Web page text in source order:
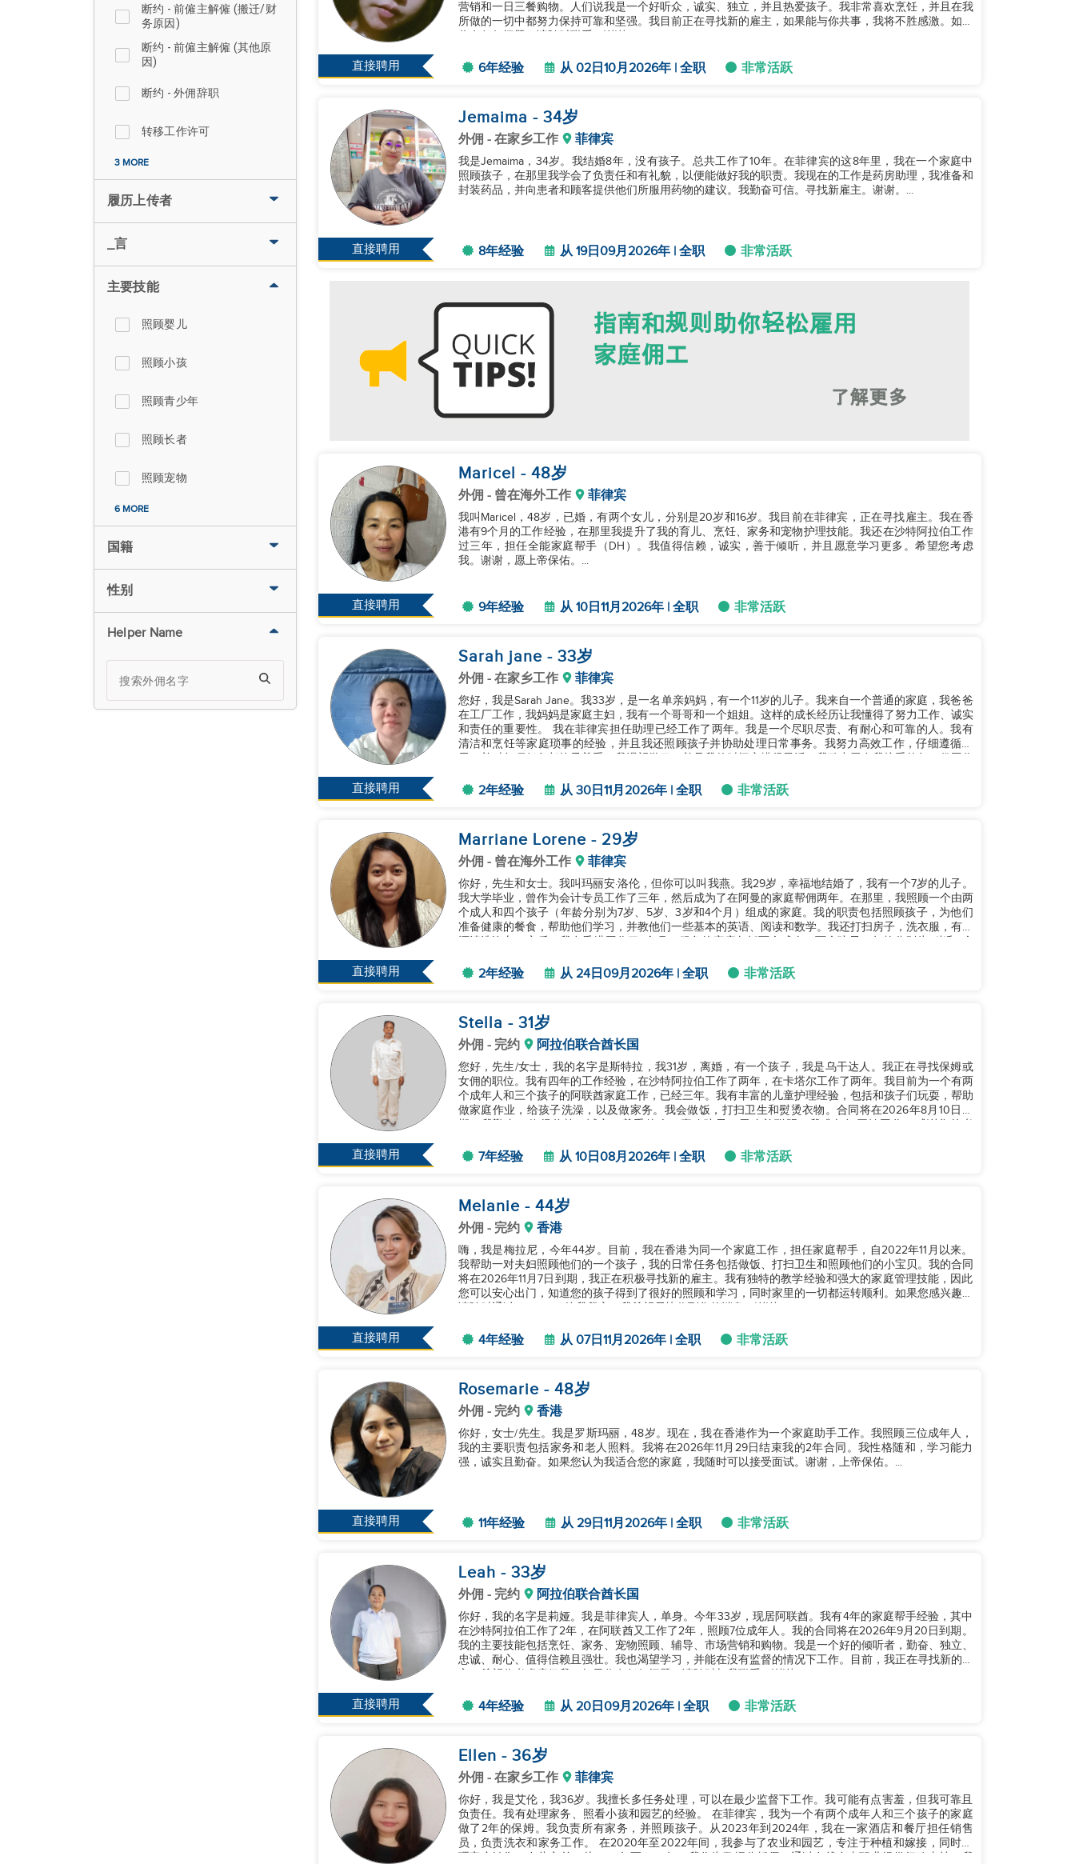
断约 - 前僱主解僱 (搬迁/财
务原因)
断约 - 前僱主解僱 (其他原
因)
断约 - 外佣辞职
转移工作许可
3 MORE
履历上传者
_言
主要技能
照顾婴儿
照顾小孩
照顾青少年
照顾长者
照顾宠物
6 MORE
国籍
性别
Helper Name
直接聘用
营销和一日三餐购物。人们说我是一个好听众，诚实、独立，并且热爱孩子。我非常喜欢烹饪，并且在我
所做的一切中都努力保持可靠和坚强。我目前正在寻找新的雇主，如果能与你共事，我将不胜感激。如果
6年经验 从 02日10月2026年 | 全职 非常活跃
直接聘用
Jemaima - 34岁
外佣 - 在家乡工作 菲律宾
我是Jemaima，34岁。我结婚8年，没有孩子。总共工作了10年。在菲律宾的这8年里，我在一个家庭中
照顾孩子，在那里我学会了负责任和有礼貌，以便能做好我的职责。我现在的工作是药房助理，我准备和
封装药品，并向患者和顾客提供他们所服用药物的建议。我勤奋可信。寻找新雇主。谢谢。...
8年经验 从 19日09月2026年 | 全职 非常活跃
直接聘用
Maricel - 48岁
外佣 - 曾在海外工作 菲律宾
我叫Maricel，48岁，已婚，有两个女儿，分别是20岁和16岁。我目前在菲律宾，正在寻找雇主。我在香
港有9个月的工作经验，在那里我提升了我的育儿、烹饪、家务和宠物护理技能。我还在沙特阿拉伯工作
过三年，担任全能家庭帮手（DH）。我值得信赖，诚实，善于倾听，并且愿意学习更多。希望您考虑
我。谢谢，愿上帝保佑。...
9年经验 从 10日11月2026年 | 全职 非常活跃
直接聘用
Sarah jane - 33岁
外佣 - 在家乡工作 菲律宾
您好，我是Sarah Jane。我33岁，是一名单亲妈妈，有一个11岁的儿子。我来自一个普通的家庭，我爸爸
在工厂工作，我妈妈是家庭主妇，我有一个哥哥和一个姐姐。这样的成长经历让我懂得了努力工作、诚实
和责任的重要性。 我在菲律宾担任助理已经工作了两年。我是一个尽职尽责、有耐心和可靠的人。我有
清洁和烹饪等家庭琐事的经验，并且我还照顾孩子并协助处理日常事务。我努力高效工作，仔细遵循指
2年经验 从 30日11月2026年 | 全职 非常活跃
直接聘用
Marriane Lorene - 29岁
外佣 - 曾在海外工作 菲律宾
你好，先生和女士。我叫玛丽安·洛伦，但你可以叫我燕。我29岁，幸福地结婚了，我有一个7岁的儿子。
我大学毕业，曾作为会计专员工作了三年，然后成为了在阿曼的家庭帮佣两年。在那里，我照顾一个由两
个成人和四个孩子（年龄分别为7岁、5岁、3岁和4个月）组成的家庭。我的职责包括照顾孩子，为他们
准备健康的餐食，帮助他们学习，并教他们一些基本的英语、阅读和数学。我还打扫房子，洗衣服，有时
2年经验 从 24日09月2026年 | 全职 非常活跃
直接聘用
Stella - 31岁
外佣 - 完约 阿拉伯联合酋长国
您好，先生/女士，我的名字是斯特拉，我31岁，离婚，有一个孩子，我是乌干达人。我正在寻找保姆或
女佣的职位。我有四年的工作经验，在沙特阿拉伯工作了两年，在卡塔尔工作了两年。我目前为一个有两
个成年人和三个孩子的阿联酋家庭工作，已经三年。我有丰富的儿童护理经验，包括和孩子们玩耍，帮助
做家庭作业，给孩子洗澡，以及做家务。我会做饭，打扫卫生和熨烫衣物。合同将在2026年8月10日到
7年经验 从 10日08月2026年 | 全职 非常活跃
直接聘用
Melanie - 44岁
外佣 - 完约 香港
嗨，我是梅拉尼，今年44岁。目前，我在香港为同一个家庭工作，担任家庭帮手，自2022年11月以来。
我帮助一对夫妇照顾他们的一个孩子，我的日常任务包括做饭、打扫卫生和照顾他们的小宝贝。我的合同
将在2026年11月7日到期，我正在积极寻找新的雇主。我有独特的教学经验和强大的家庭管理技能，因此
您可以安心出门，知道您的孩子得到了很好的照顾和学习，同时家里的一切都运转顺利。如果您感兴趣，
4年经验 从 07日11月2026年 | 全职 非常活跃
直接聘用
Rosemarie - 48岁
外佣 - 完约 香港
你好，女士/先生。我是罗斯玛丽，48岁。现在，我在香港作为一个家庭助手工作。我照顾三位成年人，
我的主要职责包括家务和老人照料。我将在2026年11月29日结束我的2年合同。我性格随和，学习能力
强，诚实且勤奋。如果您认为我适合您的家庭，我随时可以接受面试。谢谢，上帝保佑。...
11年经验 从 29日11月2026年 | 全职 非常活跃
直接聘用
Leah - 33岁
外佣 - 完约 阿拉伯联合酋长国
你好，我的名字是莉娅。我是菲律宾人，单身。今年33岁，现居阿联酋。我有4年的家庭帮手经验，其中
在沙特阿拉伯工作了2年，在阿联酋又工作了2年，照顾7位成年人。我的合同将在2026年9月20日到期。
我的主要技能包括烹饪、家务、宠物照顾、辅导、市场营销和购物。我是一个好的倾听者，勤奋、独立、
忠诚、耐心、值得信赖且强壮。我也渴望学习，并能在没有监督的情况下工作。目前，我正在寻找新的雇
4年经验 从 20日09月2026年 | 全职 非常活跃
Ellen - 36岁
外佣 - 在家乡工作 菲律宾
你好，我是艾伦，我36岁。我擅长多任务处理，可以在最少监督下工作。我可能有点害羞，但我可靠且
负责任。我有处理家务、照看小孩和园艺的经验。 在菲律宾，我为一个有两个成年人和三个孩子的家庭
做了2年的保姆。我负责所有家务，并照顾孩子。从2023年到2024年，我在一家酒店和餐厅担任销售
员，负责洗衣和家务工作。 在2020年至2022年间，我参与了农业和园艺，专注于种植和嫁接，同时管